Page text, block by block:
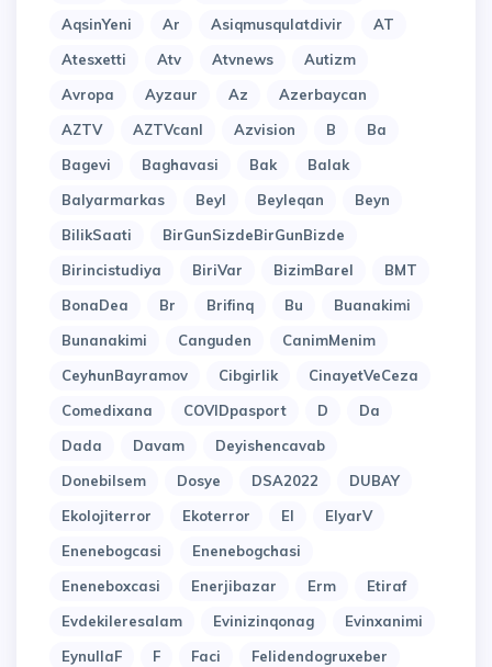
AqsinYeni
Ar Asiqmusqulatdivir
AT
Atesxetti
Atv Atvnews
Autizm
Avropa
Ayzaur Az
Azerbaycan
AZTV
AZTVcanl Azvision B
Ba
Bagevi
Baghavasi Bak
Balak
Balyarmarkas
Beyl Beyleqan
Beyn
BilikSaati
BirGunSizdeBirGunBizde
Birincistudiya
BiriVar BizimBarel
BMT
BonaDea
Br Brifinq Bu
Buanakimi
Bunanakimi
Canguden
CanimMenim
CeyhunBayramov
Cibgirlik
CinayetVeCeza
Comedixana
COVIDpasport D
Da
Dada
Davam
Deyishencavab
Donebilsem
Dosye DSA2022
DUBAY
Ekolojiterror
Ekoterror El
ElyarV
Enenebogcasi
Enenebogchasi
Eneneboxcasi
Enerjibazar Erm
Etiraf
Evdekileresalam
Evinizinqonag
Evinxanimi
EynullaF
F Faci
Felidendogruxeber